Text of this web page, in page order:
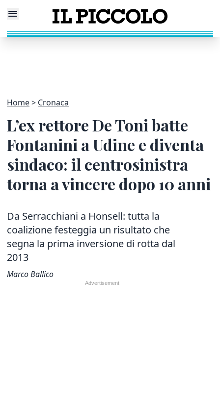
Home Cronaca
L’ex rettore De Toni batte
Fontanini a Udine e diventa
sindaco: il centrosinistra
torna a vincere dopo 10 anni
Da Serracchiani a Honsell: tutta la
coalizione festeggia un risultato che
segna la prima inversione di rotta dal
2013
Marco Ballico